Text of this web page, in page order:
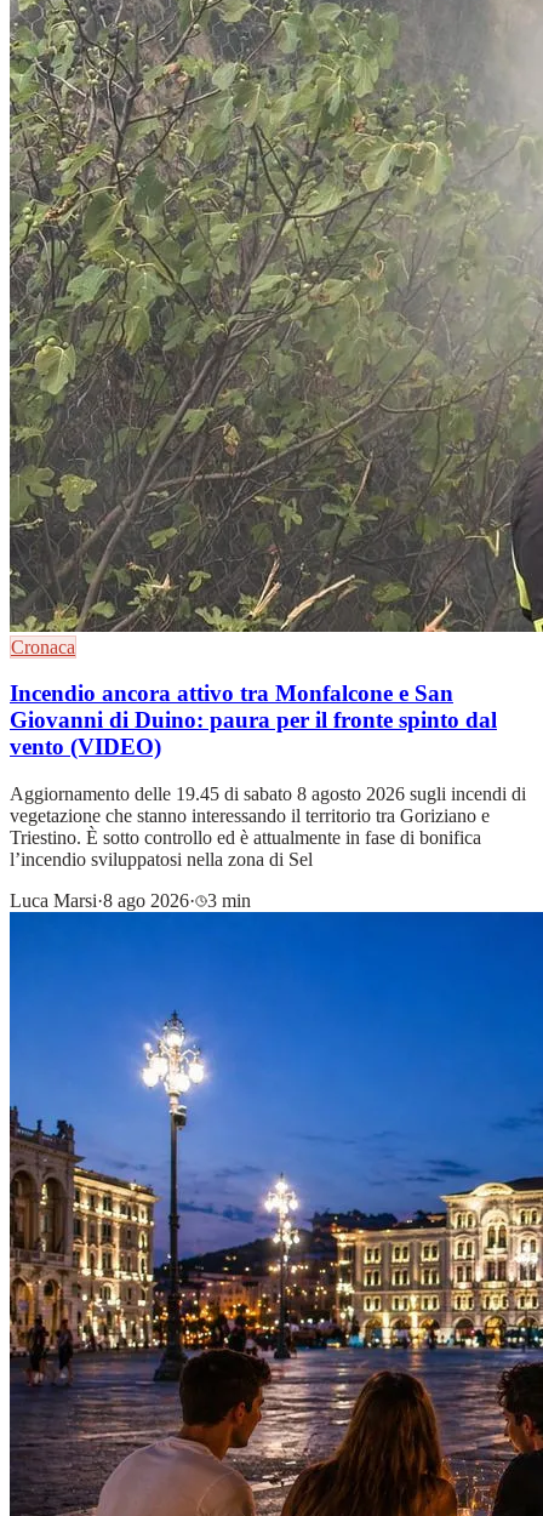
Cronaca
Incendio ancora attivo tra Monfalcone e San
Giovanni di Duino: paura per il fronte spinto dal
vento (VIDEO)
Aggiornamento delle 19.45 di sabato 8 agosto 2026 sugli incendi di
vegetazione che stanno interessando il territorio tra Goriziano e
Triestino. È sotto controllo ed è attualmente in fase di bonifica
l’incendio sviluppatosi nella zona di Sel
Luca Marsi·8 ago 2026· 3 min